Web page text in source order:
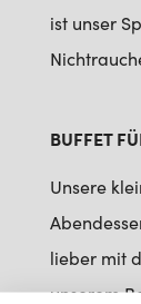
ist unser
BUFFET
Unsere
lieber mit
unserem